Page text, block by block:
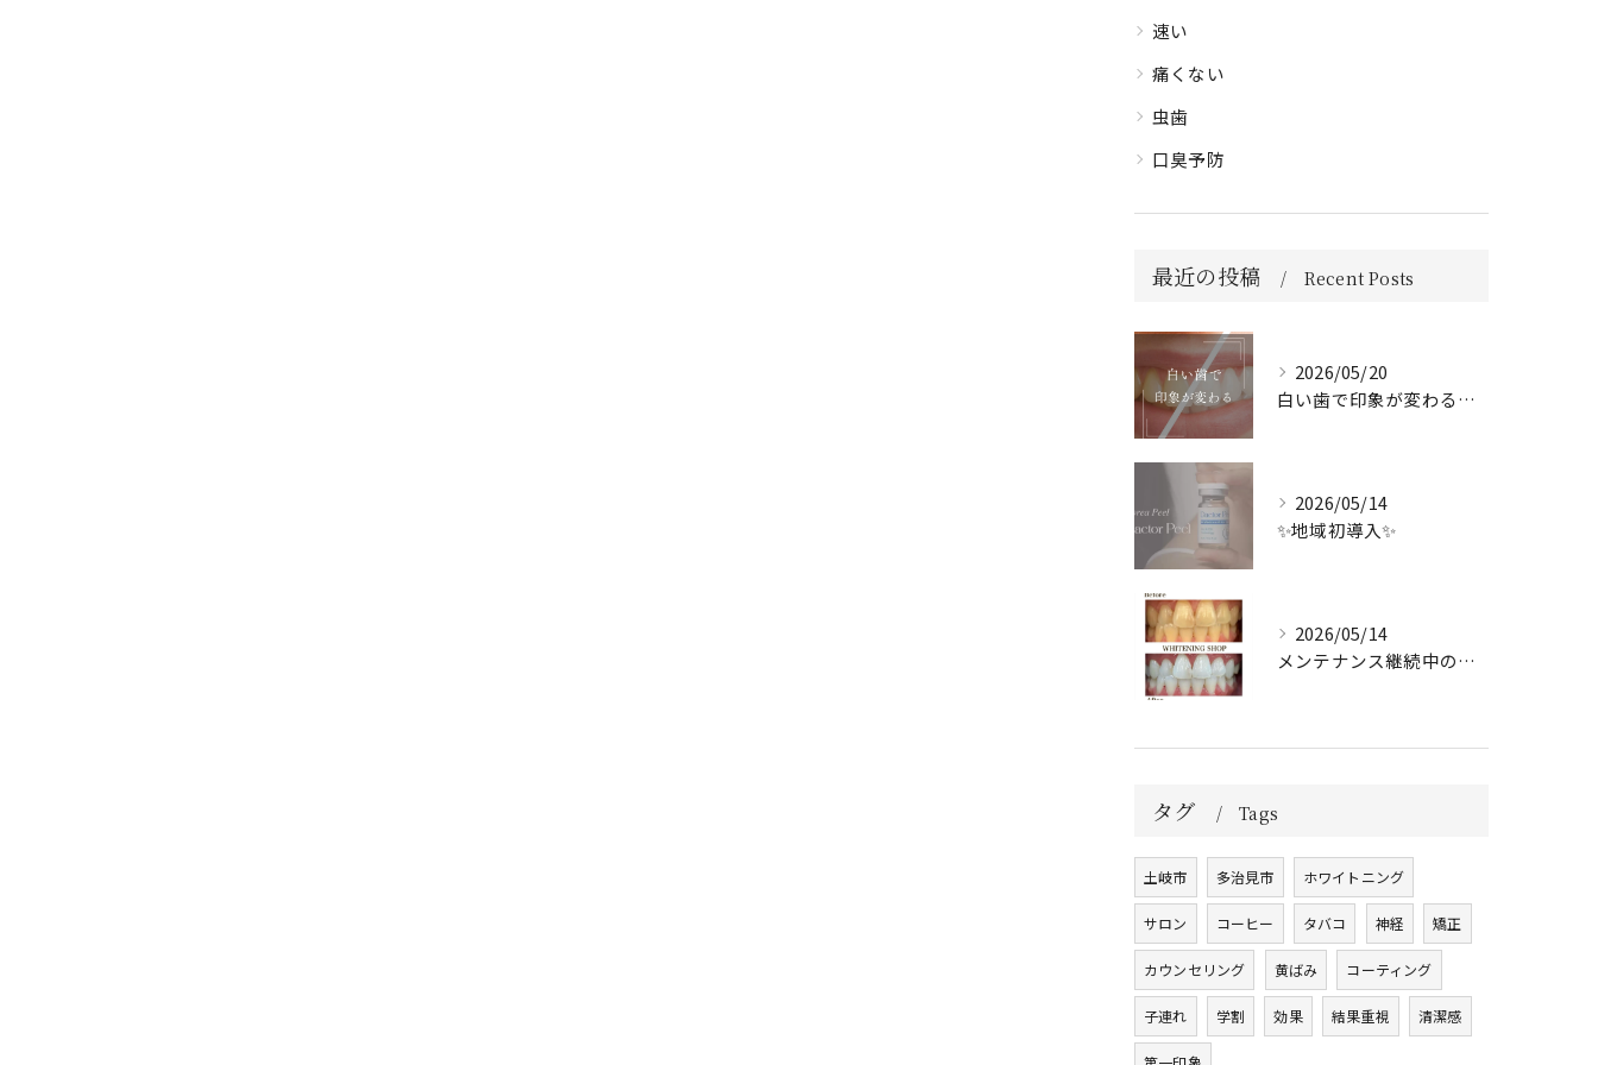
速い
痛くない
虫歯
口臭予防
最近の投稿 Recent Posts
2026/05/20
白い歯で印象が変わる🦷✨️
2026/05/14
✨地域初導入✨
2026/05/14
メンテナンス継続中のお客様🤍
タグ Tags
土岐市 多治見市 ホワイトニング
サロン コーヒー タバコ 神経 矯正
カウンセリング 黄ばみ コーティング
子連れ 学割 効果 結果重視 清潔感